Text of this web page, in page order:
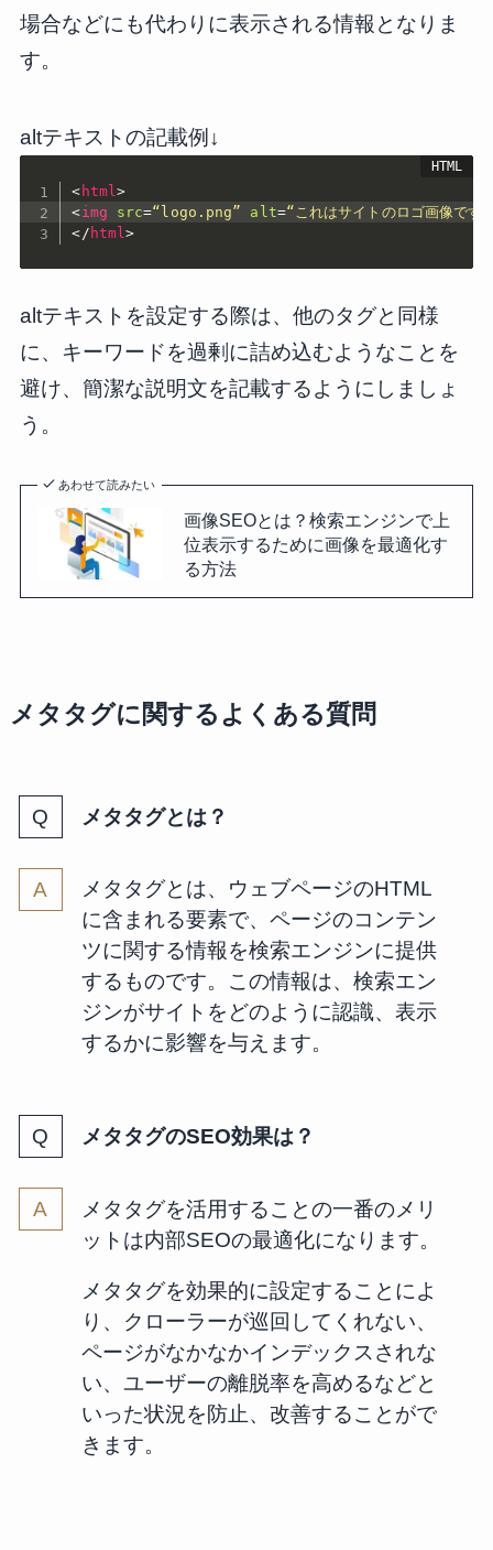
場合などにも代わりに表示される情報となりま
す。
altテキストの記載例↓
< html>
<img src=“logo.png” alt=“これはサイトのロゴ画像です”
</ html>
altテキストを設定する際は、他のタグと同様
に、キーワードを過剰に詰め込むようなことを
避け、簡潔な説明文を記載するようにしましょ
う。
あわせて読みたい
画像SEOとは？検索エンジンで上
位表示するために画像を最適化す
る方法
メタタグに関するよくある質問
メタタグとは？
メタタグとは、ウェブページのHTML
に含まれる要素で、ページのコンテン
ツに関する情報を検索エンジンに提供
するものです。この情報は、検索エン
ジンがサイトをどのように認識、表示
するかに影響を与えます。
メタタグのSEO効果は？
メタタグを活用することの一番のメリ
ットは内部SEOの最適化になります。
メタタグを効果的に設定することによ
り、クローラーが巡回してくれない、
ページがなかなかインデックスされな
い、ユーザーの離脱率を高めるなどと
いった状況を防止、改善することがで
きます。